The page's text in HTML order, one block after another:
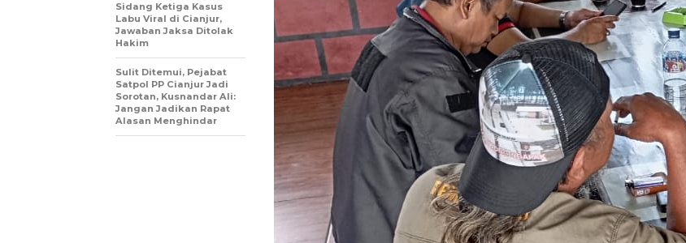
Sidang Ketiga Kasus
Labu Viral di Cianjur,
Jawaban Jaksa Ditolak
Hakim
Sulit Ditemui, Pejabat
Satpol PP Cianjur Jadi
Sorotan, Kusnandar Ali:
Jangan Jadikan Rapat
Alasan Menghindar